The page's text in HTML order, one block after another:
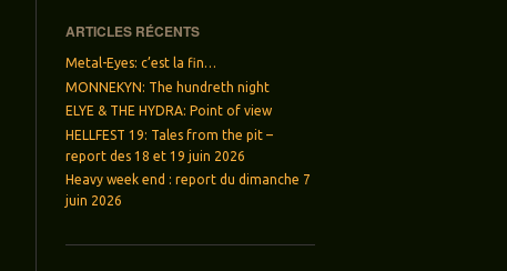
ARTICLES RÉCENTS
Metal-Eyes: c’est la fin…
MONNEKYN: The hundreth night
ELYE & THE HYDRA: Point of view
HELLFEST 19: Tales from the pit –
report des 18 et 19 juin 2026
Heavy week end : report du dimanche 7
juin 2026